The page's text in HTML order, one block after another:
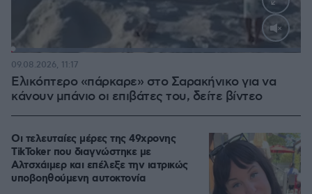
Loaded
Ελικόπτερο «πάρκαρε» στο Σαρακήνικο για να
κάνουν μπάνιο οι επιβάτες του, δείτε βίντεο
09.08.2026, 11:17
Οι τελευταίες μέρες της 49χρονης
TikToker που διαγνώστηκε με
Αλτσχάιμερ και επέλεξε την ιατρικώς
υποβοηθούμενη αυτοκτονία